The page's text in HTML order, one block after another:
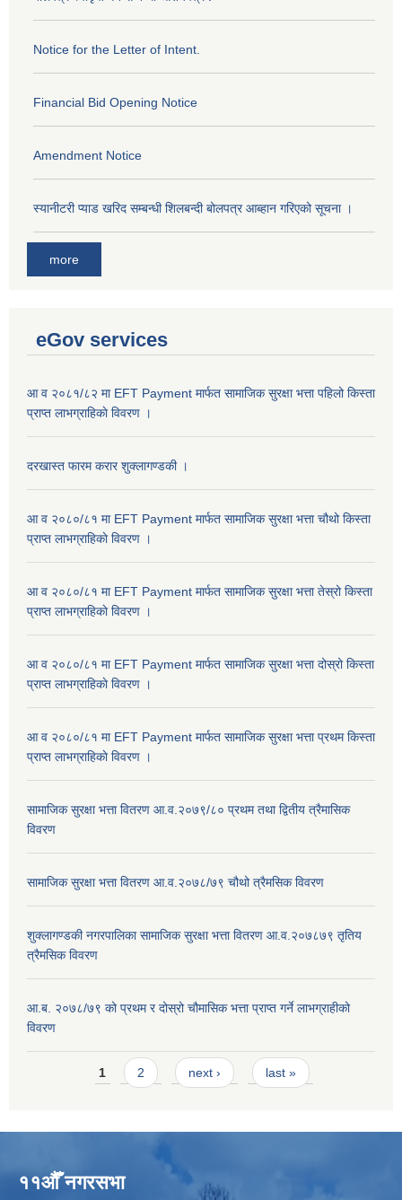
Notice for the Letter of Intent.
Financial Bid Opening Notice
Amendment Notice
स्यानीटरी प्याड खरिद सम्बन्धी शिलबन्दी बोलपत्र आब्हान गरिएको सूचना ।
more
eGov services
आ व २०८१/८२ मा EFT Payment मार्फत सामाजिक सुरक्षा भत्ता पहिलो किस्ता
प्राप्त लाभग्राहिकाे विवरण ।
दरखास्त फारम करार शुक्लागण्डकी ।
आ व २०८०/८१ मा EFT Payment मार्फत सामाजिक सुरक्षा भत्ता चौथो किस्ता
प्राप्त लाभग्राहिकाे विवरण ।
आ व २०८०/८१ मा EFT Payment मार्फत सामाजिक सुरक्षा भत्ता तेस्रो किस्ता
प्राप्त लाभग्राहिकाे विवरण ।
आ व २०८०/८१ मा EFT Payment मार्फत सामाजिक सुरक्षा भत्ता दोस्रो किस्ता
प्राप्त लाभग्राहिकाे विवरण ।
आ व २०८०/८१ मा EFT Payment मार्फत सामाजिक सुरक्षा भत्ता प्रथम किस्ता
प्राप्त लाभग्राहिकाे विवरण ।
सामाजिक सुरक्षा भत्ता वितरण आ.व.२०७९/८० प्रथम तथा द्वितीय त्रैमासिक
विवरण
सामाजिक सुरक्षा भत्ता वितरण आ.व.२०७८/७९ चौथो त्रैमसिक विवरण
शुक्लागण्डकी नगरपालिका सामाजिक सुरक्षा भत्ता वितरण आ.व.२०७८७९ तृतिय
त्रैमसिक विवरण
आ.ब. २०७८/७९ को प्रथम र दोस्रो चौमासिक भत्ता प्राप्त गर्ने लाभग्राहीको
विवरण
Pages1 2 next › last »
११औँ नगरसभा